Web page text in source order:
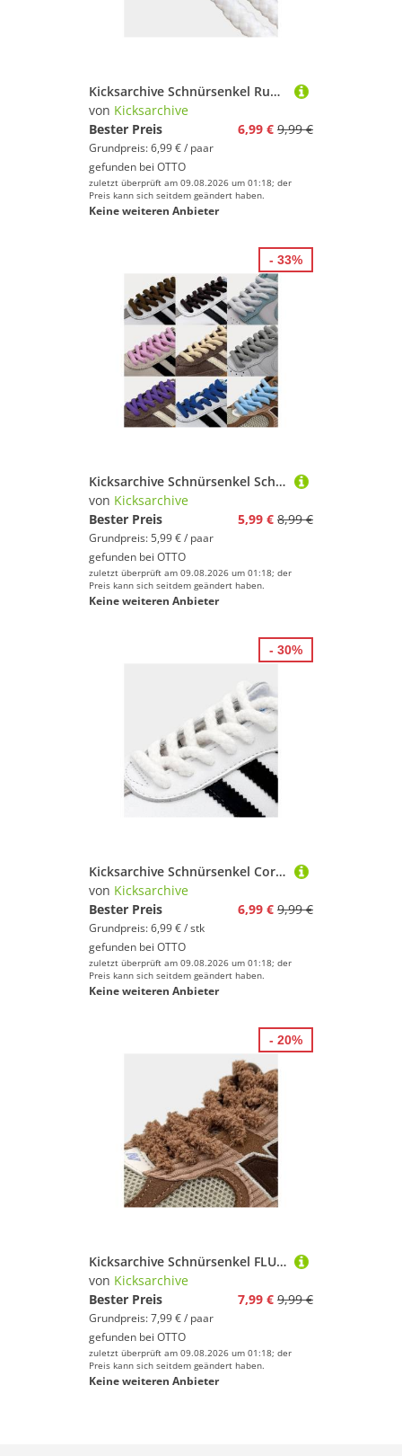
Kicksarchive Schnürsenkel Runde Schnürsenkel Cord Laces Sneaker Ropelaces Seil Schuhbänder baggy, Sneaker Schnürsenkel 120cm, 140cm
von Kicksarchive
Bester Preis
6,99 € 9,99 €
Grundpreis: 6,99 € / paar
gefunden bei OTTO
zuletzt überprüft am 09.08.2026 um 01:18; der
Preis kann sich seitdem geändert haben.
Keine weiteren Anbieter
Kicksarchive Schnürsenkel Schnürsenkel Rund Premium SB Laces - Sneaker Rundsenkel 120cm, 140cm, Sneaker Schnürsenkel 120cm, 140cm
von Kicksarchive
Bester Preis
5,99 € 8,99 €
Grundpreis: 5,99 € / paar
gefunden bei OTTO
zuletzt überprüft am 09.08.2026 um 01:18; der
Preis kann sich seitdem geändert haben.
Keine weiteren Anbieter
- 33%
Kicksarchive Schnürsenkel Cord Laces ROPE Sneaker Schnürsenkel weiß cream rosa schwarz
von Kicksarchive
Bester Preis
6,99 € 9,99 €
Grundpreis: 6,99 € / stk
gefunden bei OTTO
zuletzt überprüft am 09.08.2026 um 01:18; der
Preis kann sich seitdem geändert haben.
Keine weiteren Anbieter
- 30%
Kicksarchive Schnürsenkel FLUFFY Schnürsenkel Fuzzy Laces Plüsch Sneaker Schnürsenkel, Sneaker Schnürsenkel 120cm, 140cm
von Kicksarchive
Bester Preis
7,99 € 9,99 €
Grundpreis: 7,99 € / paar
gefunden bei OTTO
zuletzt überprüft am 09.08.2026 um 01:18; der
Preis kann sich seitdem geändert haben.
Keine weiteren Anbieter
- 20%